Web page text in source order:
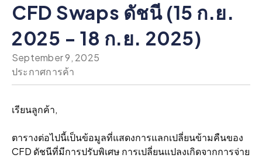
CFD Swaps ดัชนี (15 ก.ย.
2025 - 18 ก.ย. 2025)
September 9, 2025
ประกาศการค้า
เรียนลูกค้า,
ตารางต่อไปนี้เป็นข้อมูลที่แสดงการแลกเปลี่ยนข้ามคืนของ
CFD ดัชนีที่มีการปรับพิเศษ การเปลี่ยนแปลงเกิดจากการจ่าย